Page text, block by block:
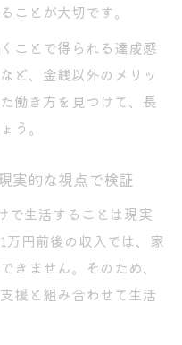
ことが大切です。
ことで得られる達成感
ど、金銭以外のメリッ
働き方を見つけて、長
う。
実的な視点で検証
で生活することは現実
万円前後の収入では、家
きません。そのため、
援と組み合わせて生活